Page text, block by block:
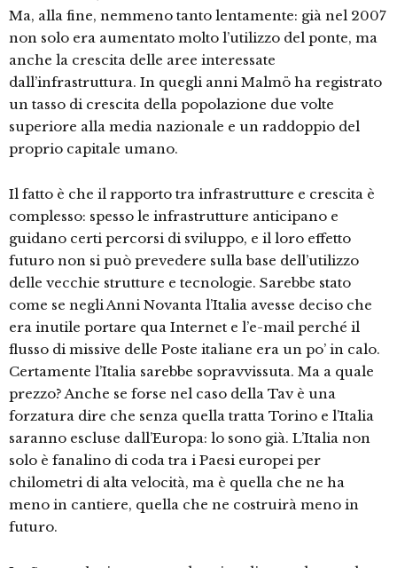
Ma, alla fine, nemmeno tanto lentamente: già nel 2007
non solo era aumentato molto l’utilizzo del ponte, ma
anche la crescita delle aree interessate
dall’infrastruttura. In quegli anni Malmö ha registrato
un tasso di crescita della popolazione due volte
superiore alla media nazionale e un raddoppio del
proprio capitale umano.
Il fatto è che il rapporto tra infrastrutture e crescita è
complesso: spesso le infrastrutture anticipano e
guidano certi percorsi di sviluppo, e il loro effetto
futuro non si può prevedere sulla base dell’utilizzo
delle vecchie strutture e tecnologie. Sarebbe stato
come se negli Anni Novanta l’Italia avesse deciso che
era inutile portare qua Internet e l’e-mail perché il
flusso di missive delle Poste italiane era un po’ in calo.
Certamente l’Italia sarebbe sopravvissuta. Ma a quale
prezzo? Anche se forse nel caso della Tav è una
forzatura dire che senza quella tratta Torino e l’Italia
saranno escluse dall’Europa: lo sono già. L’Italia non
solo è fanalino di coda tra i Paesi europei per
chilometri di alta velocità, ma è quella che ne ha
meno in cantiere, quella che ne costruirà meno in
futuro.